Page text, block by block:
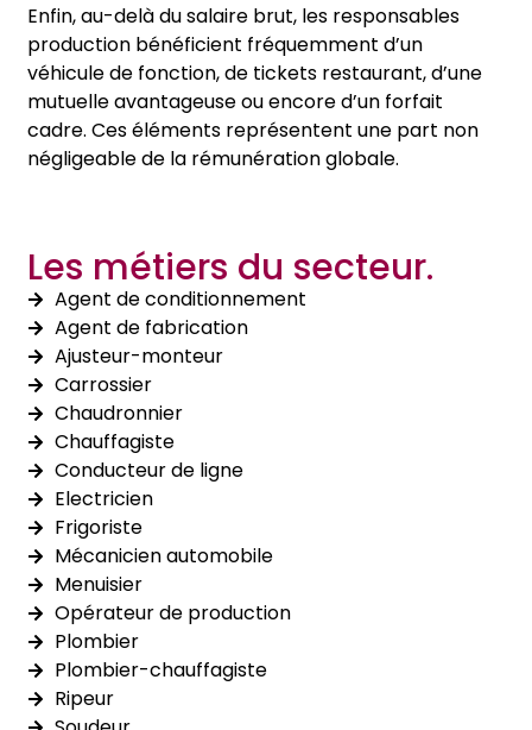
Enfin, au-delà du salaire brut, les responsables
production bénéficient fréquemment d’un
véhicule de fonction, de tickets restaurant, d’une
mutuelle avantageuse ou encore d’un forfait
cadre. Ces éléments représentent une part non
négligeable de la rémunération globale.
Les métiers du secteur.
Agent de conditionnement
Agent de fabrication
Ajusteur-monteur
Carrossier
Chaudronnier
Chauffagiste
Conducteur de ligne
Electricien
Frigoriste
Mécanicien automobile
Menuisier
Opérateur de production
Plombier
Plombier-chauffagiste
Ripeur